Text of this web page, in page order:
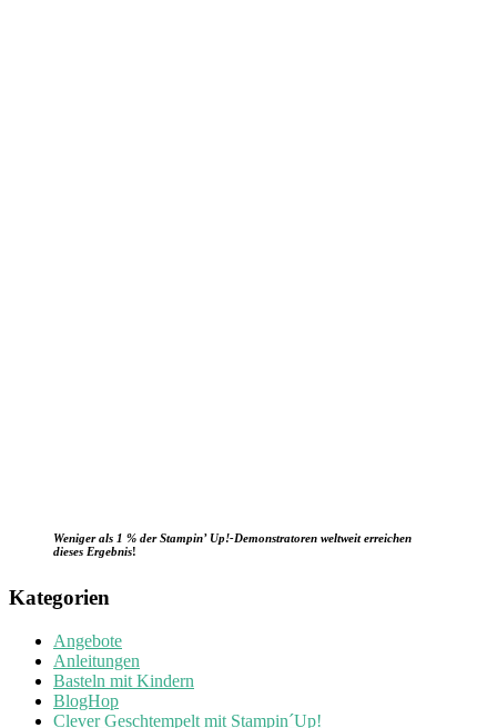
Weniger als 1 % der Stampin’ Up!-Demonstratoren weltweit erreichen
dieses Ergebnis!
Kategorien
Angebote
Anleitungen
Basteln mit Kindern
BlogHop
Clever Geschtempelt mit Stampin´Up!